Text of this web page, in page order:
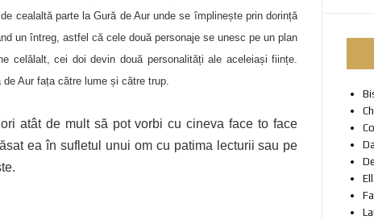
cealaltă parte la Gură de Aur unde se împlinește prin dorință
un întreg, astfel că cele două personaje se unesc pe un plan
celălalt, cei doi devin două personalități ale aceleiași ființe.
Aur fața către lume și către trup.
atât de mult să pot vorbi cu cineva face to face
ea în sufletul unui om cu patima lecturii sau pe